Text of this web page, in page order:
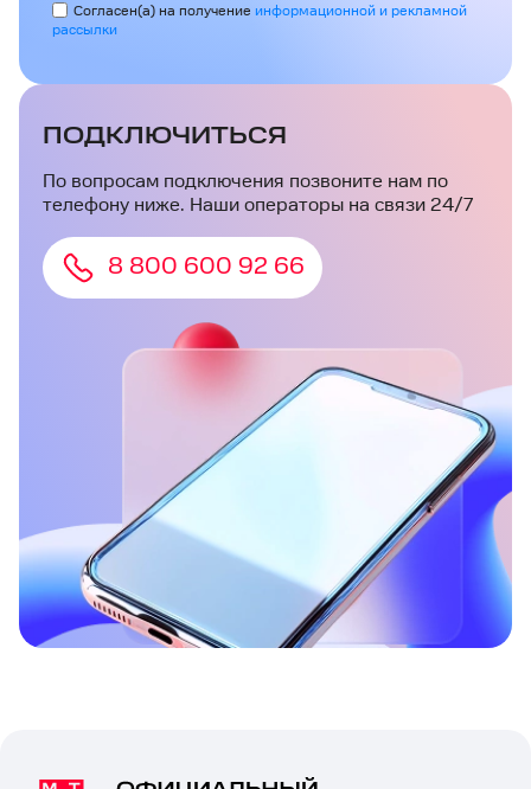
Согласен(а) на получение информационной и рекламной
рассылки
ПОДКЛЮЧИТЬСЯ
По вопросам подключения позвоните нам по
телефону ниже. Наши операторы на связи 24/7
8 800 600 92 66